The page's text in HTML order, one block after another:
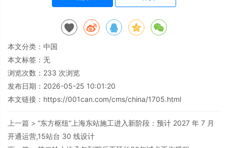
本文分类： 中国
本文标签：无
浏览次数： 233 次浏览
发布日期：2026-05-25 10:01:20
本文链接： https://001can.com/cms/china/1705.html
上一篇 > “东方枢纽”上海东站施工进入新阶段：预计 2027 年 7 月
开通运营,15站台 30 线设计